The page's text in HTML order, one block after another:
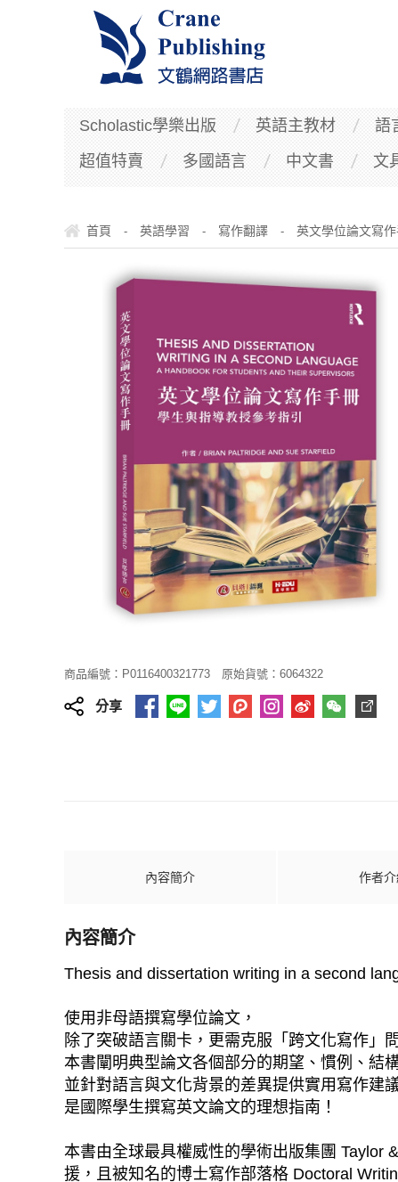
Scholastic學樂出版 英語主教材 語
超值特賣
多國語言 中文書 文
首頁 - 英語學習 - 寫作翻譯 - 英文學位論文寫
商品編號：P0116400321773 原始貨號：6064322
分享
內容簡介 作者介
內容簡介
Thesis and dissertation writing in a second
使用非母語撰寫學位論文，
除了突破語言關卡，更需克服「跨文化寫作」問
本書闡明典型論文各個部分的期望、慣例、結
並針對語言與文化背景的差異提供實用寫作建議
是國際學生撰寫英文論文的理想指南！
本書由全球最具權威性的學術出版集團 Taylor
援，且被知名的博士寫作部落格 Doctoral